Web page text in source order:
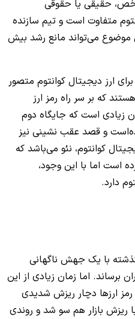
حقیقی یا حقوقی
متفاوت است و تیم سازنده
می‌تواند مانع رشد بیش
ارز دیجیتال کوانتوم متصور
که بر سر راه رمز ارز
زیادی است که جایگاه دوم
و قصد عقب نشینی نیز
کوانتوم، نئو می‌باشد که
است اما با این وجود،
دارد.
گذشته با یک جهش ناگهانی
برساند. اما زمان زیادی از این
ارزها دچار ریزش شدیدی
ریزش بازار هم سو شد و روندی